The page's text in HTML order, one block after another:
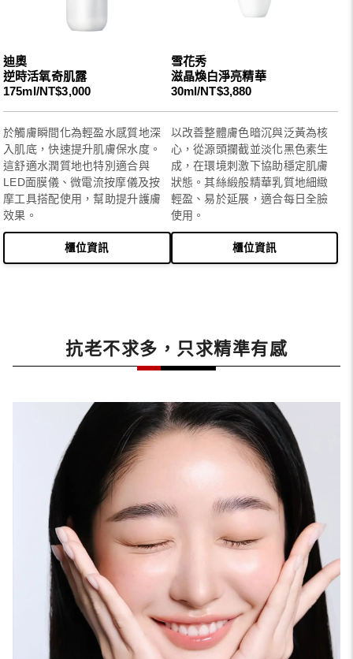
迪奧
逆時活氧奇肌露
175ml/NT$3,000
於觸膚瞬間化為輕盈水感質地深
入肌底，快速提升肌膚保水度。
這舒適水潤質地也特別適合與
LED面膜儀、微電流按摩儀及按
摩工具搭配使用，幫助提升護膚
效果。
櫃位資訊
雪花秀
滋晶煥白淨亮精華
30ml/NT$3,880
以改善整體膚色暗沉與泛黃為核
心，從源頭攔截並淡化黑色素生
成，在環境刺激下協助穩定肌膚
狀態。其絲緞般精華乳質地細緻
輕盈、易於延展，適合每日全臉
使用。
櫃位資訊
抗老不求多，只求精準有感